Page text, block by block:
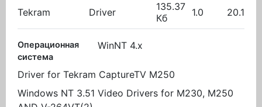
Tekram Driver
135.37
Кб
1.0
Операционная
система
WinNT 4.x
Driver for Tekram CaptureTV M250
Windows NT 3.51 Video Drivers for M230, M250